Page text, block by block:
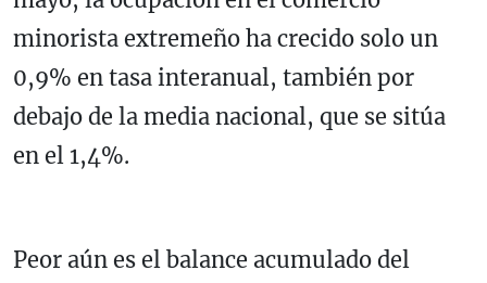
minorista extremeño ha crecido solo un
0,9% en tasa interanual, también por
debajo de la media nacional, que se sitúa
en el 1,4%.
Peor aún es el balance acumulado del